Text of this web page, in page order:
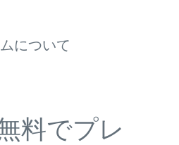
について
料でプレ